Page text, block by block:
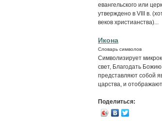
евангельского или
утверждено в VIII в.
веков христианства)...
Икона
Словарь символов
Символизирует
свет, Благодать
представляют собой
царства, и отображают
Поделиться: